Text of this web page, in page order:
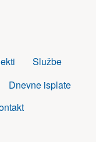
Službe
Dnevne isplate